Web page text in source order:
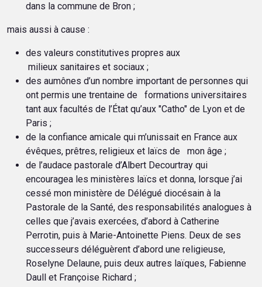
dans la commune de Bron ;
mais aussi à cause :
des valeurs constitutives propres aux
milieux sanitaires et sociaux ;
des aumônes d’un nombre important de personnes qui
ont permis une trentaine de formations universitaires
tant aux facultés de l’État qu’aux "Catho" de Lyon et de
Paris ;
de la confiance amicale qui m’unissait en France aux
évêques, prêtres, religieux et laïcs de mon âge ;
de l’audace pastorale d’Albert Decourtray qui
encouragea les ministères laïcs et donna, lorsque j’ai
cessé mon ministère de Délégué diocésain à la
Pastorale de la Santé, des responsabilités analogues à
celles que j’avais exercées, d’abord à Catherine
Perrotin, puis à Marie-Antoinette Piens. Deux de ses
successeurs déléguèrent d’abord une religieuse,
Roselyne Delaune, puis deux autres laïques, Fabienne
Daull et Françoise Richard ;